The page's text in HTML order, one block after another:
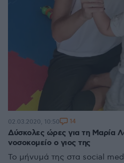
Δύσκολες ώρες για τη Μαρία
νοσοκομείο ο γιος της
Το μήνυμά της στα social
02.03.2020, 10:50 14